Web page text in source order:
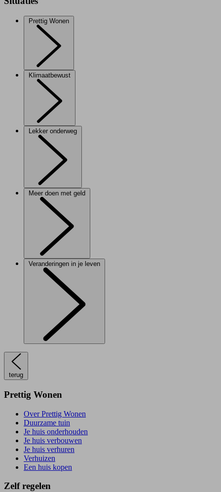
Prettig Wonen
Klimaatbewust
Lekker onderweg
Meer doen met geld
Veranderingen in je leven
terug
Prettig Wonen
Over Prettig Wonen
Duurzame tuin
Je huis onderhouden
Je huis verbouwen
Je huis verhuren
Verhuizen
Een huis kopen
Zelf regelen